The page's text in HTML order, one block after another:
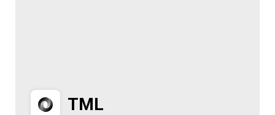
TML